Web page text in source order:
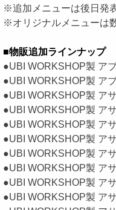
※追加メニューは後日発
※オリジナルメニューは
■物販追加ラインナップ
●UBI WORKSHOP製 ア
●UBI WORKSHOP製 ア
●UBI WORKSHOP製 ア
●UBI WORKSHOP製 ア
●UBI WORKSHOP製 ア
●UBI WORKSHOP製 ア
●UBI WORKSHOP製 ア
●UBI WORKSHOP製 ア
●UBI WORKSHOP製 ア
●UBI WORKSHOP製 ア